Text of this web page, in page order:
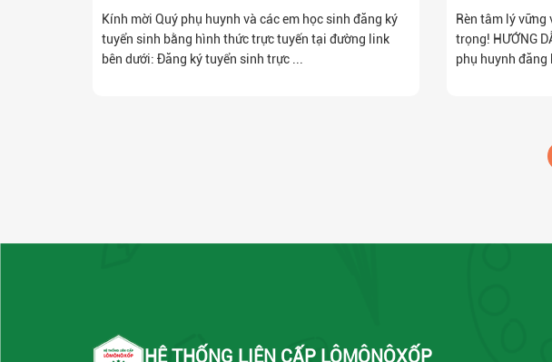
Kính mời Quý phụ huynh và các em học sinh đăng ký
tuyển sinh bằng hình thức trực tuyến tại đường link
bên dưới: Đăng ký tuyển sinh trực ...
Rèn tâm lý vững
trọng! HƯỚNG
phụ huynh đăng
HỆ THỐNG LIÊN CẤP LÔMÔNÔXỐP